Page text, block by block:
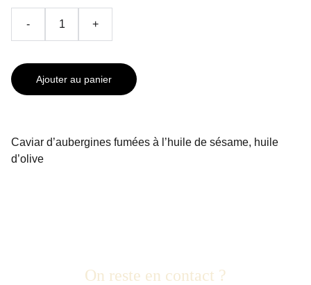
- +
Ajouter au panier
Caviar d’aubergines fumées à l’huile de sésame, huile
d’olive
On reste en contact ?